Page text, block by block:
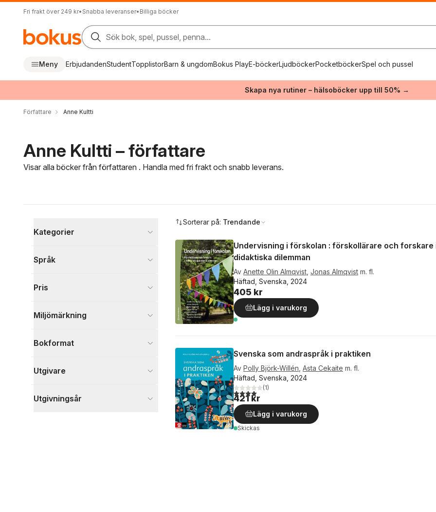
Fri frakt över 249 kr• Snabba leveranser• Billiga böcker
Sök bok, spel, pussel, penna...
Meny ErbjudandenStudentTopplistorBarn & ungdomBokus PlayE-böckerLjudböckerPocketböckerSpel och pussel
Skapa nya rutiner – hälsoböcker upp till 50% →
Författare Anne Kultti
Anne Kultti – författare
Visar alla böcker från författaren . Handla med fri frakt och snabb leverans.
Kategorier
Samhälle och politik
1
Språk
Pris
Miljömärkning
Bokformat
Utgivare
Utgivningsår
Sorterar på: Trendande
Undervisning i förskolan : förskollärare och forskare
didaktiska dilemman
Av Anette Olin Almqvist Jonas Almqvist m. fl.
Häftad, Svenska, 2024
405 kr
Lägg i varukorg
Svenska som andraspråk i praktiken
Av Polly Björk-Willén Asta Cekaite m. fl.
Häftad, Svenska, 2024
4,0utav 5 stjärnor. Totalt antal röster:
(1)
421 kr
Lägg i varukorg
Skickas